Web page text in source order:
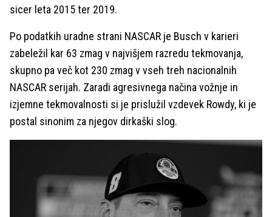
sicer leta 2015 ter 2019.
Po podatkih uradne strani NASCAR je Busch v karieri
zabeležil kar 63 zmag v najvišjem razredu tekmovanja,
skupno pa več kot 230 zmag v vseh treh nacionalnih
NASCAR serijah. Zaradi agresivnega načina vožnje in
izjemne tekmovalnosti si je prislužil vzdevek Rowdy, ki je
postal sinonim za njegov dirkaški slog.